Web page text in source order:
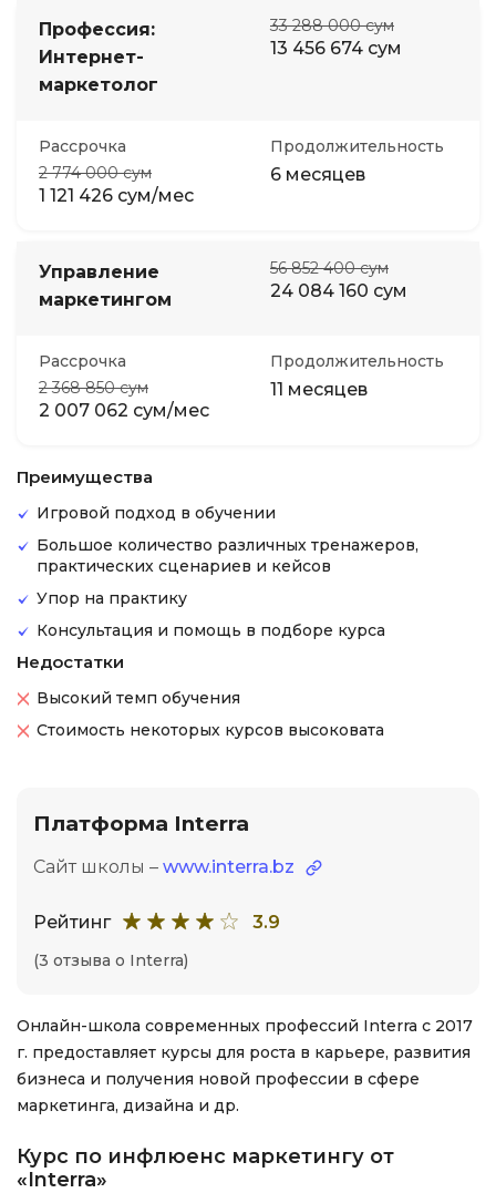
Профессия:
Интернет-
маркетолог
33 288 000 сум
13 456 674 сум
Рассрочка
2 774 000 сум
1 121 426 сум/мес
Продолжительность
6 месяцев
Управление
маркетингом
56 852 400 сум
24 084 160 сум
Рассрочка
2 368 850 сум
2 007 062 сум/мес
Продолжительность
11 месяцев
Преимущества
Игровой подход в обучении
Большое количество различных тренажеров,
практических сценариев и кейсов
Упор на практику
Консультация и помощь в подборе курса
Недостатки
Высокий темп обучения
Стоимость некоторых курсов высоковата
Платформа Interra
Сайт школы – www.interra.bz
Рейтинг 3.9
(3 отзыва о Interra)
Онлайн-школа современных профессий Interra с 2017
г. предоставляет курсы для роста в карьере, развития
бизнеса и получения новой профессии в сфере
маркетинга, дизайна и др.
Курс по инфлюенс маркетингу от
«Interra»